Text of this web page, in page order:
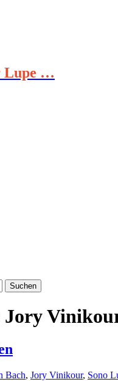
Lupe …
Jory
Bach, Jory Vinikour, Sono